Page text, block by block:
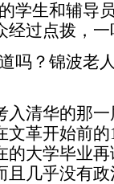
学生和辅导
经过点拨，
吗？锦波老
入清华的那
文革开始前的
的大学毕业
且几乎没有